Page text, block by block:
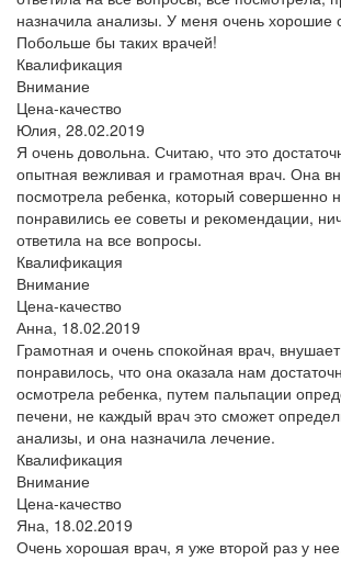
назначила анализы. У меня очень хорошие
Побольше бы таких врачей!
Квалификация
Внимание
Цена-качество
Юлия, 28.02.2019
Я очень довольна. Считаю, что это
опытная вежливая и грамотная врач. Она
посмотрела ребенка, который совершенно
понравились ее советы и рекомендации,
ответила на все вопросы.
Квалификация
Внимание
Цена-качество
Анна, 18.02.2019
Грамотная и очень спокойная врач,
понравилось, что она оказала нам
осмотрела ребенка, путем пальпации
печени, не каждый врач это сможет
анализы, и она назначила лечение.
Квалификация
Внимание
Цена-качество
Яна, 18.02.2019
Очень хорошая врач, я уже второй раз у